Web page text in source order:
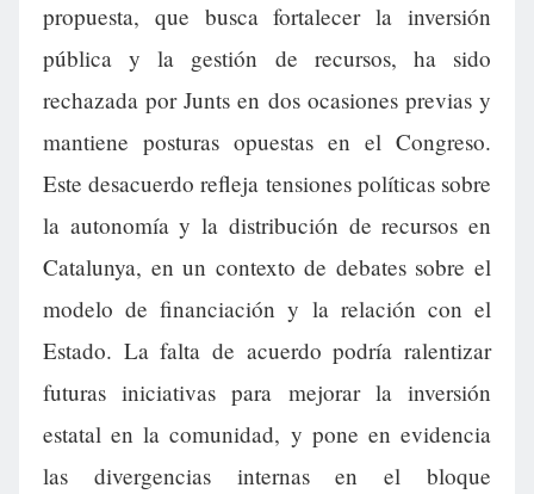
propuesta, que busca fortalecer la inversión
pública y la gestión de recursos, ha sido
rechazada por Junts en dos ocasiones previas y
mantiene posturas opuestas en el Congreso.
Este desacuerdo refleja tensiones políticas sobre
la autonomía y la distribución de recursos en
Catalunya, en un contexto de debates sobre el
modelo de financiación y la relación con el
Estado. La falta de acuerdo podría ralentizar
futuras iniciativas para mejorar la inversión
estatal en la comunidad, y pone en evidencia
las divergencias internas en el bloque